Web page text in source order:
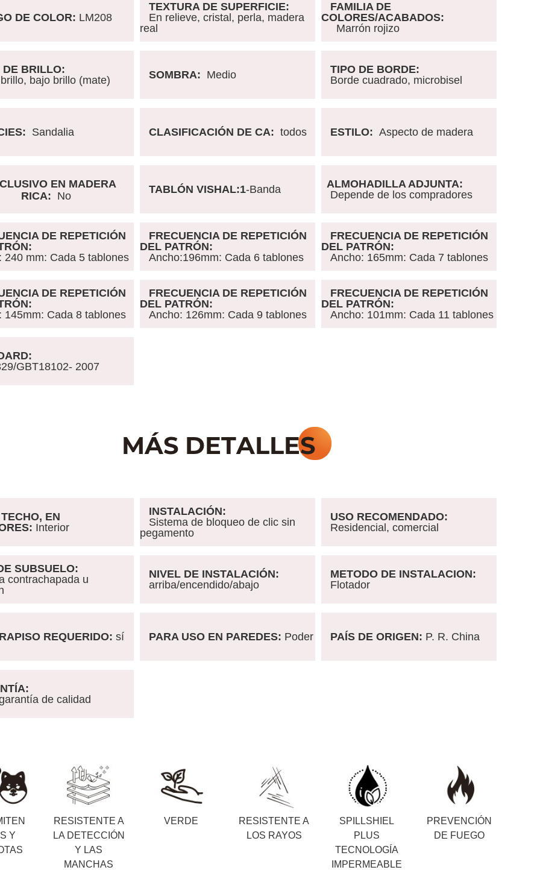
DE COLOR: LM208
TEXTURA DE SUPERFICIE:
En relieve, cristal, perla, madera
real
FAMILIA DE
COLORES/ACABADOS:
Marrón rojizo
BRILLO:
bajo brillo (mate)
SOMBRA: Medio
TIPO DE BORDE:
Borde cuadrado, microbisel
Sandalia CLASIFICACIÓN DE CA: todos ESTILO: Aspecto de madera
EN MADERA
RICA: No
TABLÓN VISHAL:1-Banda
ALMOHADILLA ADJUNTA:
Depende de los compradores
DE REPETICIÓN
240 mm: Cada 5 tablones
FRECUENCIA DE REPETICIÓN
DEL PATRÓN:
Ancho:196mm: Cada 6 tablones
FRECUENCIA DE REPETICIÓN
DEL PATRÓN:
Ancho: 165mm: Cada 7 tablones
DE REPETICIÓN
145mm: Cada 8 tablones
FRECUENCIA DE REPETICIÓN
DEL PATRÓN:
Ancho: 126mm: Cada 9 tablones
FRECUENCIA DE REPETICIÓN
DEL PATRÓN:
Ancho: 101mm: Cada 11 tablones
GBT18102- 2007
EN
Interior
INSTALACIÓN:
Sistema de bloqueo de clic sin
pegamento
USO RECOMENDADO:
Residencial, comercial
SUBSUELO:
u
NIVEL DE INSTALACIÓN:
arriba/encendido/abajo
METODO DE INSTALACION:
Flotador
REQUERIDO: sí PARA USO EN PAREDES: Poder PAÍS DE ORIGEN: P. R. China
de calidad
Y
RESISTENTE A
LA DETECCIÓN
Y LAS
MANCHAS
VERDE
RESISTENTE A
LOS RAYOS
SPILLSHIEL
PLUS
TECNOLOGÍA
IMPERMEABLE
PREVENCIÓN
DE FUEGO